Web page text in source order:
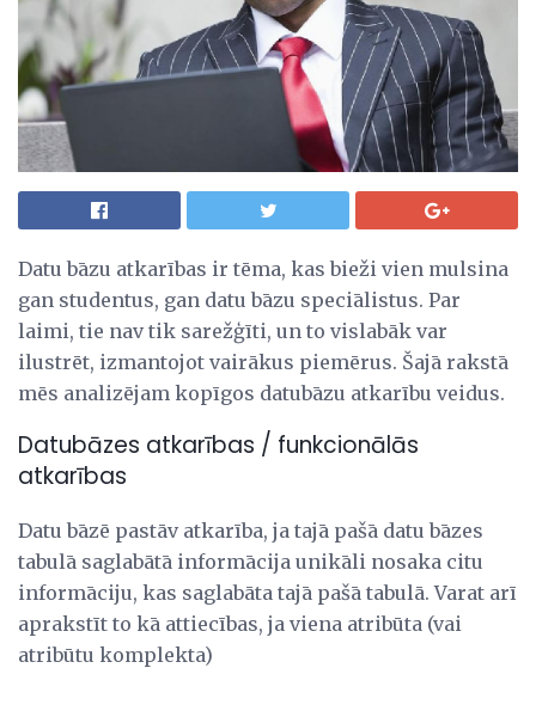
Datu bāzu atkarības ir tēma, kas bieži vien mulsina
gan studentus, gan datu bāzu speciālistus. Par
laimi, tie nav tik sarežģīti, un to vislabāk var
ilustrēt, izmantojot vairākus piemērus. Šajā rakstā
mēs analizējam kopīgos datubāzu atkarību veidus.
Datubāzes atkarības / funkcionālās
atkarības
Datu bāzē pastāv atkarība, ja tajā pašā datu bāzes
tabulā saglabātā informācija unikāli nosaka citu
informāciju, kas saglabāta tajā pašā tabulā. Varat arī
aprakstīt to kā attiecības, ja viena atribūta (vai
atribūtu komplekta)